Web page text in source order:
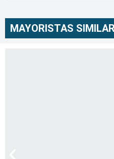
MAYORISTAS